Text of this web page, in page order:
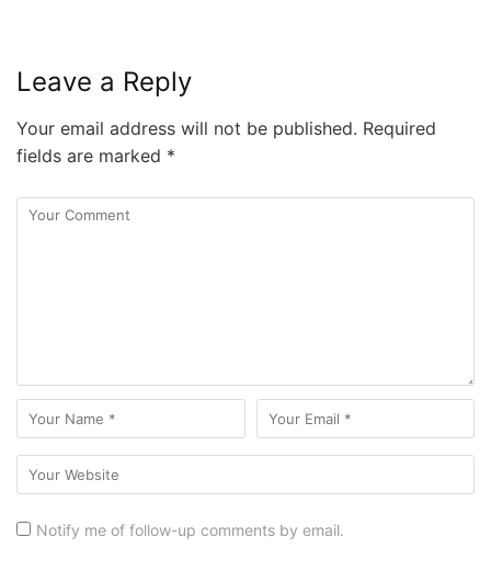
Leave a Reply
Your email address will not be published. Required
fields are marked *
Notify me of follow-up comments by email.